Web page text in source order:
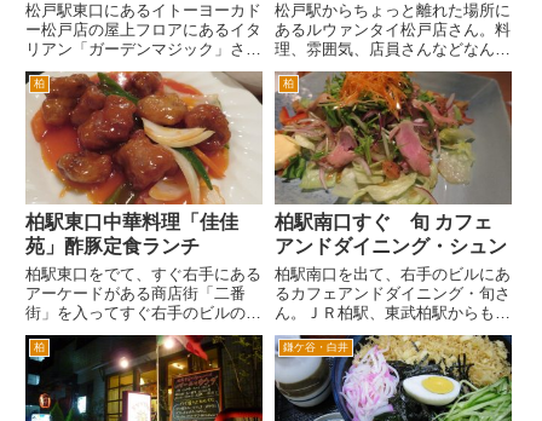
松戸駅東口にあるイトーヨーカド
ー松戸店の屋上フロアにあるイタ
リアン「ガーデンマジック」さん
です。 イタリアンと言い切って
しまってはよくないか。イタリア
ン中心に西洋料理屋さんといった
ところでしょうか。 屋上やガー
デンマジック店舗施設内の小さ
な...
松戸駅からちょっと離れた場所に
あるルウァンタイ松戸店さん。料
理、雰囲気、店員さんなどなんか
はまってしまい、定期的に訪問し
ています。タイのお国柄の癒しみ
たいなものがあるのでしょうか。
とりあえず、ビール。 ルワァン
タイ農園の白菜、ブロッコリ
ー、...
柏
柏駅東口中華料理「佳佳
苑」酢豚定食ランチ
柏駅東口をでて、すぐ右手にある
アーケードがある商店街「二番
街」を入ってすぐ右手のビルの2
階にある中華料理「佳佳苑」さん
にランチにいきました。 佳佳
苑は、「よしよしえん」と読みま
す。船橋などにもお店があるそう
です。 酢豚定食です。男性サラ
柏
柏駅南口すぐ 旬 カフェ
アンドダイニング・シュン
柏駅南口を出て、右手のビルにあ
るカフェアンドダイニング・旬さ
ん。ＪＲ柏駅、東武柏駅からも徒
歩1分ぐらいでしょうか。 きょ
うのカルパッチョは、サーモンの
カルパッチョでした。 サラダ
は、よくシーザーサラダをオーダ
ーすることが多いので、今回
柏 鎌ケ谷・白井